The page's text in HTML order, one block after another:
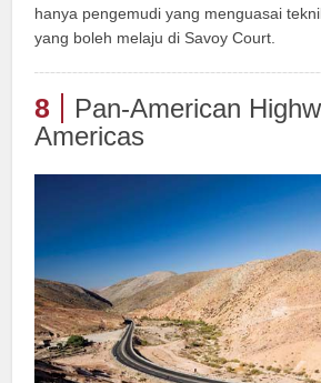
hanya pengemudi yang menguasai
yang boleh melaju di Savoy Court.
8
Pan-American
Americas